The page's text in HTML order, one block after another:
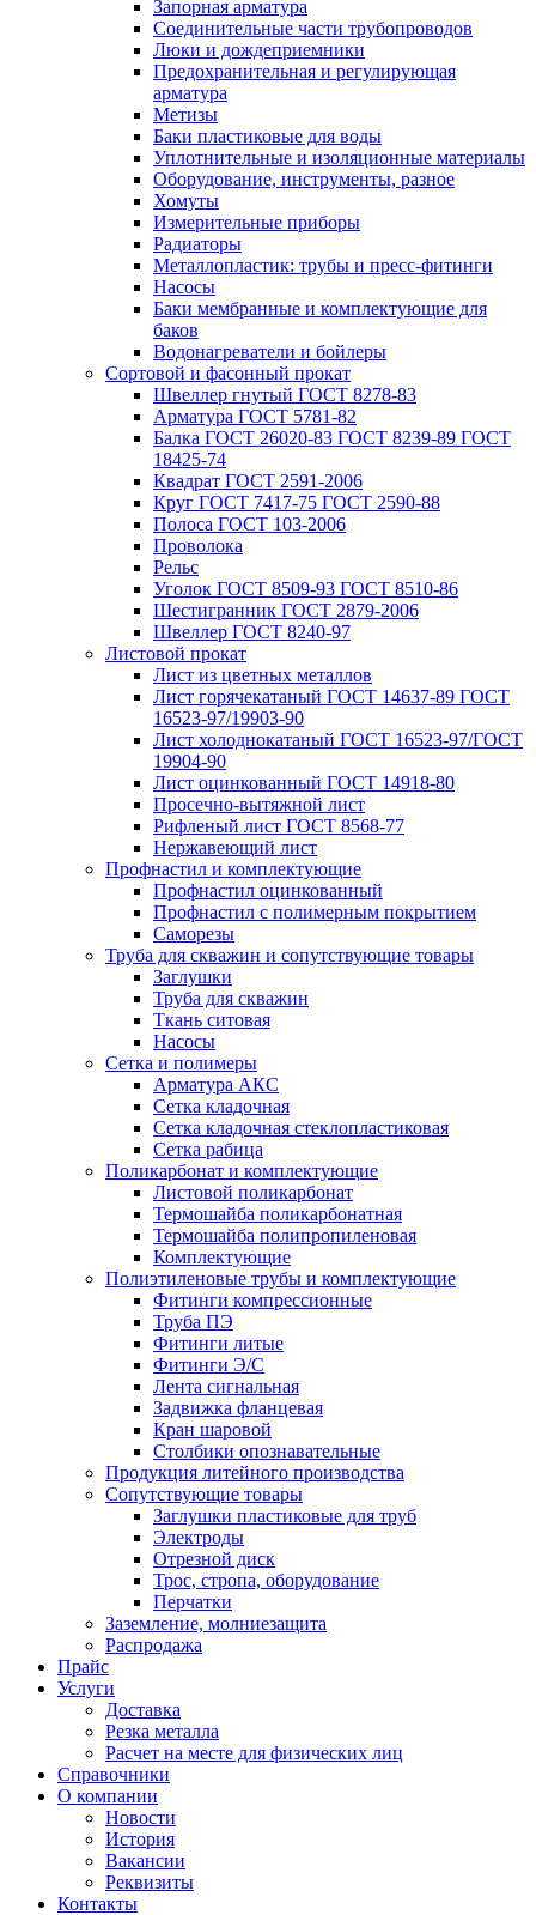
Запорная арматура
Соединительные части трубопроводов
Люки и дождеприемники
Предохранительная и регулирующая
арматура
Метизы
Баки пластиковые для воды
Уплотнительные и изоляционные материалы
Оборудование, инструменты, разное
Хомуты
Измерительные приборы
Радиаторы
Металлопластик: трубы и пресс-фитинги
Насосы
Баки мембранные и комплектующие для
баков
Водонагреватели и бойлеры
Сортовой и фасонный прокат
Швеллер гнутый ГОСТ 8278-83
Арматура ГОСТ 5781-82
Балка ГОСТ 26020-83 ГОСТ 8239-89 ГОСТ
18425-74
Квадрат ГОСТ 2591-2006
Круг ГОСТ 7417-75 ГОСТ 2590-88
Полоса ГОСТ 103-2006
Проволока
Рельс
Уголок ГОСТ 8509-93 ГОСТ 8510-86
Шестигранник ГОСТ 2879-2006
Швеллер ГОСТ 8240-97
Листовой прокат
Лист из цветных металлов
Лист горячекатаный ГОСТ 14637-89 ГОСТ
16523-97/19903-90
Лист холоднокатаный ГОСТ 16523-97/ГОСТ
19904-90
Лист оцинкованный ГОСТ 14918-80
Просечно-вытяжной лист
Рифленый лист ГОСТ 8568-77
Нержавеющий лист
Профнастил и комплектующие
Профнастил оцинкованный
Профнастил с полимерным покрытием
Саморезы
Труба для скважин и сопутствующие товары
Заглушки
Труба для скважин
Ткань ситовая
Насосы
Сетка и полимеры
Арматура АКС
Сетка кладочная
Сетка кладочная стеклопластиковая
Сетка рабица
Поликарбонат и комплектующие
Листовой поликарбонат
Термошайба поликарбонатная
Термошайба полипропиленовая
Комплектующие
Полиэтиленовые трубы и комплектующие
Фитинги компрессионные
Труба ПЭ
Фитинги литые
Фитинги Э/С
Лента сигнальная
Задвижка фланцевая
Кран шаровой
Столбики опознавательные
Продукция литейного производства
Сопутствующие товары
Заглушки пластиковые для труб
Электроды
Отрезной диск
Трос, стропа, оборудование
Перчатки
Заземление, молниезащита
Распродажа
Прайс
Услуги
Доставка
Резка металла
Расчет на месте для физических лиц
Справочники
О компании
Новости
История
Вакансии
Реквизиты
Контакты